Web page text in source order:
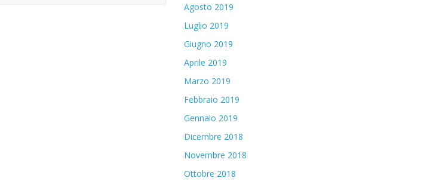
Agosto 2019
Luglio 2019
Giugno 2019
Aprile 2019
Marzo 2019
Febbraio 2019
Gennaio 2019
Dicembre 2018
Novembre 2018
Ottobre 2018